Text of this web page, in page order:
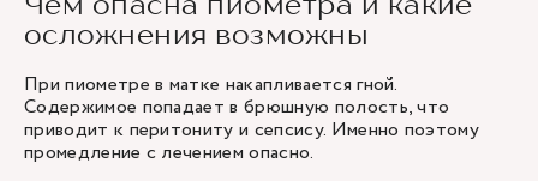
осложнения возможны
При пиометре в матке накапливается гной.
Содержимое попадает в брюшную полость, что
приводит к перитониту и сепсису. Именно поэтому
промедление с лечением опасно.